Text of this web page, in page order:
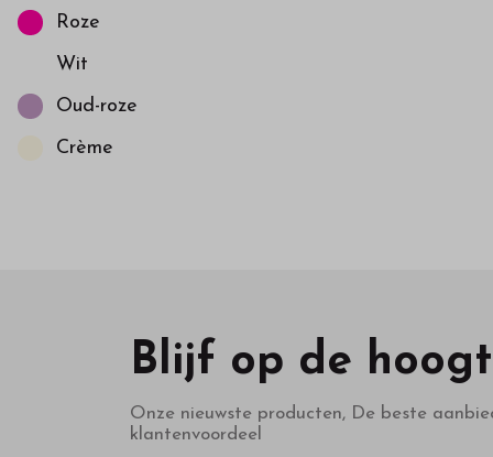
Roze
Wit
Oud-roze
Crème
Blijf op de
Onze nieuwste producten, De beste
klantenvoordeel